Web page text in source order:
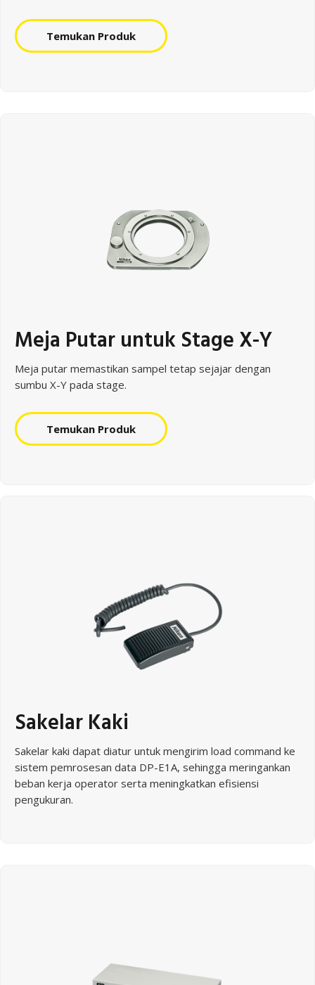
Temukan Produk
Meja Putar untuk Stage X-Y
Meja putar memastikan sampel tetap sejajar dengan
sumbu X-Y pada stage.
Temukan Produk
Sakelar Kaki
Sakelar kaki dapat diatur untuk mengirim load command ke
sistem pemrosesan data DP-E1A, sehingga meringankan
beban kerja operator serta meningkatkan efisiensi
pengukuran.